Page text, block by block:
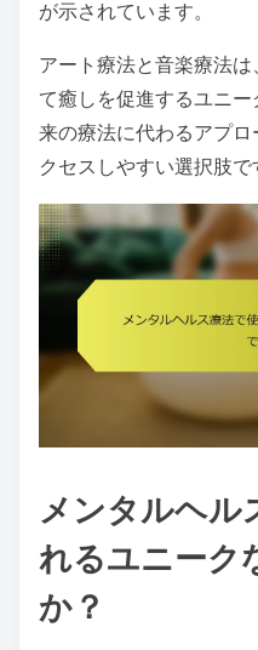
が示されています。
アート療法と音楽療法
て癒しを促進するユニ
来の療法に代わるアプ
クセスしやすい選択肢で
メンタルヘル
れるユニーク
か？